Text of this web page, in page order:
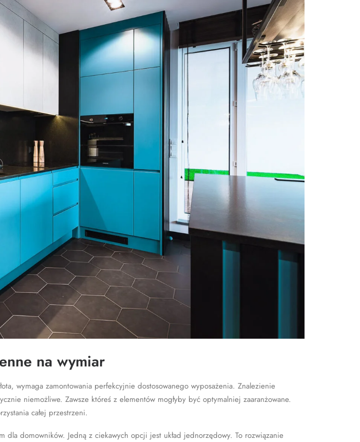
na wymiar
wymaga zamontowania perfekcyjnie dostosowanego wyposażenia. Znalezienie
niemożliwe. Zawsze któreś z elementów mogłyby być optymalniej zaaranżowane.
całej przestrzeni.
dla domowników. Jedną z ciekawych opcji jest układ jednorzędowy. To rozwiązanie